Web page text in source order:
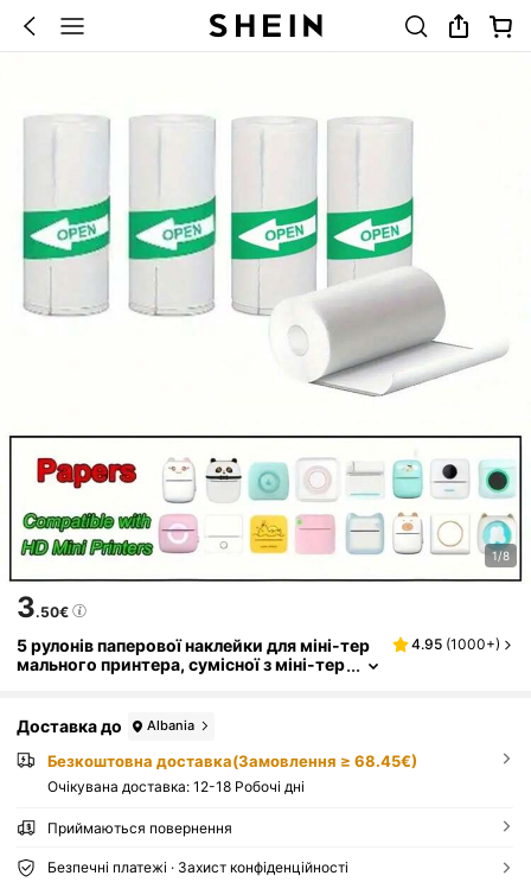
1/8
3.50€
5 рулонів паперової наклейки для міні-тер
мального принтера, сумісної з міні-тер
4.95 (1000+)
Доставка до Albania
Безкоштовна доставка(Замовлення ≥ 68.45€)
Очікувана доставка: 12-18 Робочі дні
Приймаються повернення
Безпечні платежі · Захист конфіденційності